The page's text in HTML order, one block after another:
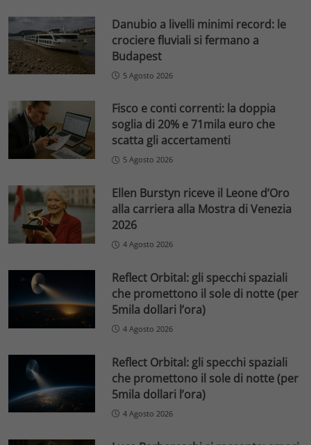
Danubio a livelli minimi record: le
crociere fluviali si fermano a
Budapest
5 Agosto 2026
Fisco e conti correnti: la doppia
soglia di 20% e 71mila euro che
scatta gli accertamenti
5 Agosto 2026
Ellen Burstyn riceve il Leone d’Oro
alla carriera alla Mostra di Venezia
2026
4 Agosto 2026
Reflect Orbital: gli specchi spaziali
che promettono il sole di notte (per
5mila dollari l’ora)
4 Agosto 2026
Reflect Orbital: gli specchi spaziali
che promettono il sole di notte (per
5mila dollari l’ora)
4 Agosto 2026